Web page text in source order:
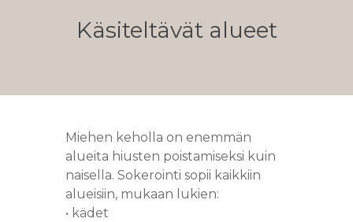
Käsiteltävät alueet
Miehen keholla on enemmän
alueita hiusten poistamiseksi kuin
naisella. Sokerointi sopii kaikkiin
alueisiin, mukaan lukien:
• kädet